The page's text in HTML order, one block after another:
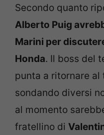
Secondo quanto
Alberto Puig
Marini per
Honda. Il boss del
punta a ritornare al
sondando diversi
al momento
fratellino di